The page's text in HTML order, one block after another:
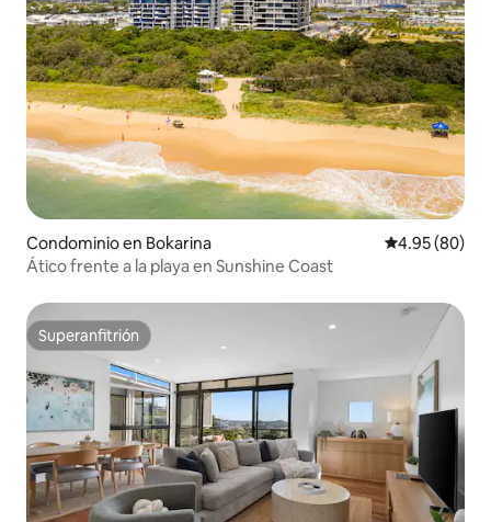
Condominio en Bokarina Calificación
4.95 (80)
Ático frente a la playa en Sunshine Coast
Superanfitrión
Superanfitrión